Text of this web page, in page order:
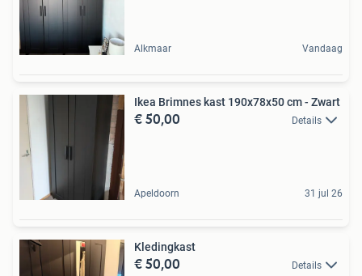
Alkmaar Vandaag
Ikea Brimnes kast 190x78x50 cm - Zwart
€ 50,00 Details
Apeldoorn 31 jul 26
Kledingkast
€ 50,00 Details